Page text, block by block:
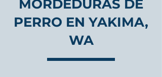
MORDEDURAS DE
PERRO EN YAKIMA,
WA